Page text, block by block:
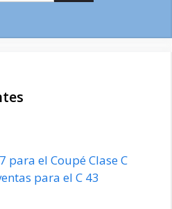
para el Coupé Clase C
para el C 43